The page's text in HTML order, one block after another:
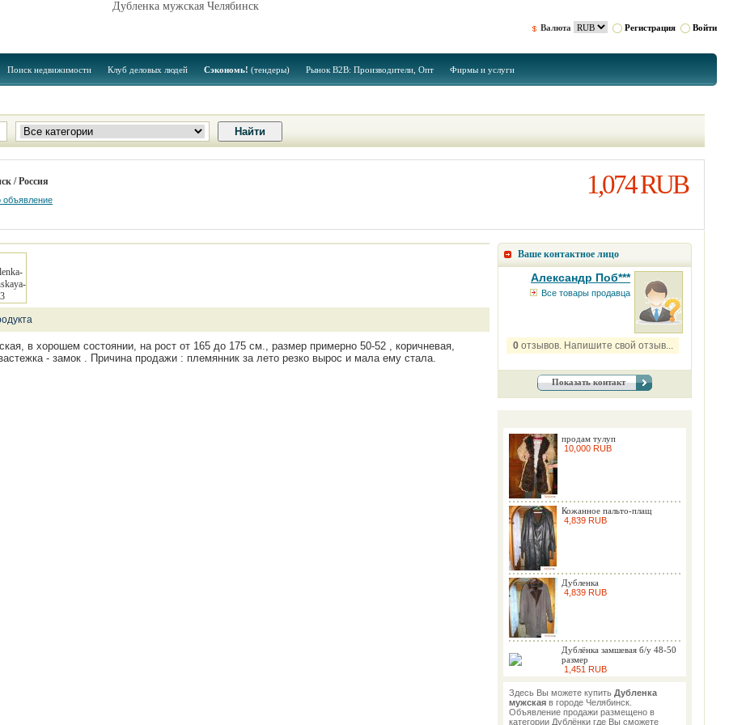
Дубленка мужская Челябинск
Валюта Регистрация Войти
Поиск недвижимости Клуб деловых людей Сэкономь! (тендеры) Рынок B2B: Производители, Опт Фирмы и услуги
/ Россия
объявление
1,074 RUB
в хорошем состоянии, на рост от 165 до 175 см., размер примерно 50-52 , коричневая,
- замок . Причина продажи : племянник за лето резко вырос и мала ему стала.
Ваше контактное лицо
Александр Поб***
Все товары продавца
0отзывов. Напишите свой отзыв...
Показать контакт
продам тулуп
10,000 RUB
Кожанное пальто-плащ
4,839 RUB
Дубленка
4,839 RUB
Дублёнка замшевая б/у 48-50
размер
1,451 RUB
Здесь Вы можете купить Дубленка
мужская в городе Челябинск.
Объявление продажи размещено в
категории Дублёнки где Вы сможете